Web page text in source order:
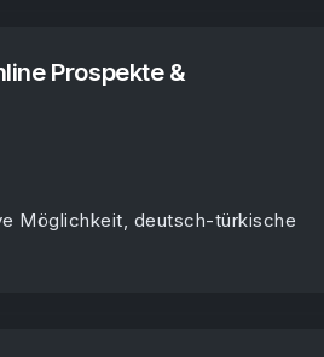
Prospekte &
Möglichkeit, deutsch-türkische